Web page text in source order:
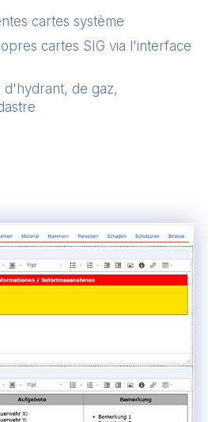
cartes système
cartes SIG via l'interface
d'hydrant, de gaz,